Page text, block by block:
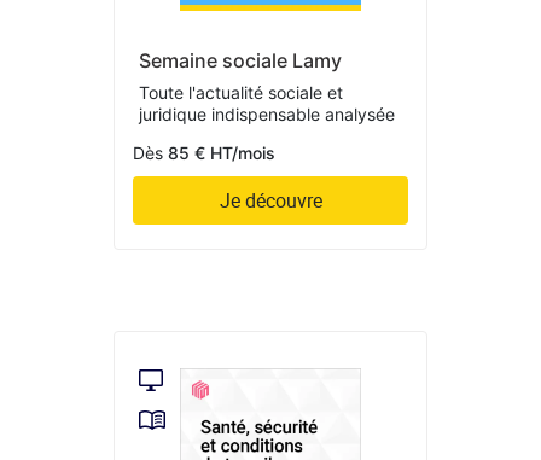
Semaine sociale Lamy
Toute l'actualité sociale et
juridique indispensable analysée
Dès 85 € HT/mois
Je découvre